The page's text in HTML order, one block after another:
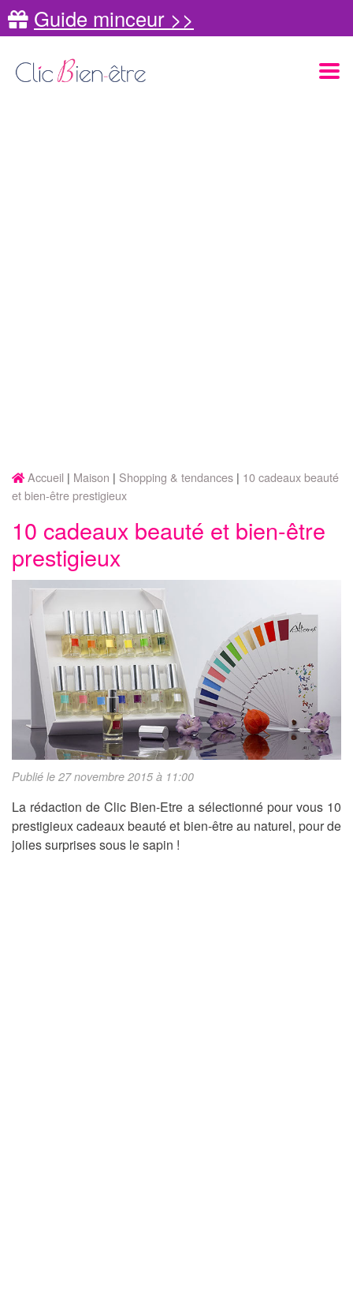
Guide minceur >>
Accueil Maison Shopping & tendances
10 cadeaux beauté
et bien-être prestigieux
10 cadeaux beauté et bien-être
prestigieux
Publié le 27 novembre 2015 à 11:00
La rédaction de Clic Bien-Etre a sélectionné pour vous 10
prestigieux cadeaux beauté et bien-être au naturel, pour de
jolies surprises sous le sapin !